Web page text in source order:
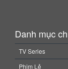
Danh mục
TV Series
Phim Lẻ